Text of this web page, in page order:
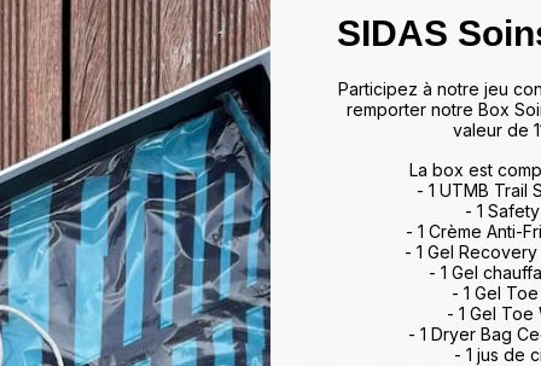
randonnée -
Mid
pieds standards
randonnée -
Mid
pieds standards
M XXL
Semelles de randonnée -
Semelles pour pieds creux
Semelles de randonnée -
Semelles pour pieds creux
XL XXL
SIDAS
Participez à notre jeu
remporter notre Box
valeur de
La box est
- 1 UTMB Trail
- 1
- 1 Crème Anti-
- 1 Gel
- 1 Gel
- 1 Gel
- 1 Gel Toe
- 1 Dryer Bag
- 1 jus de